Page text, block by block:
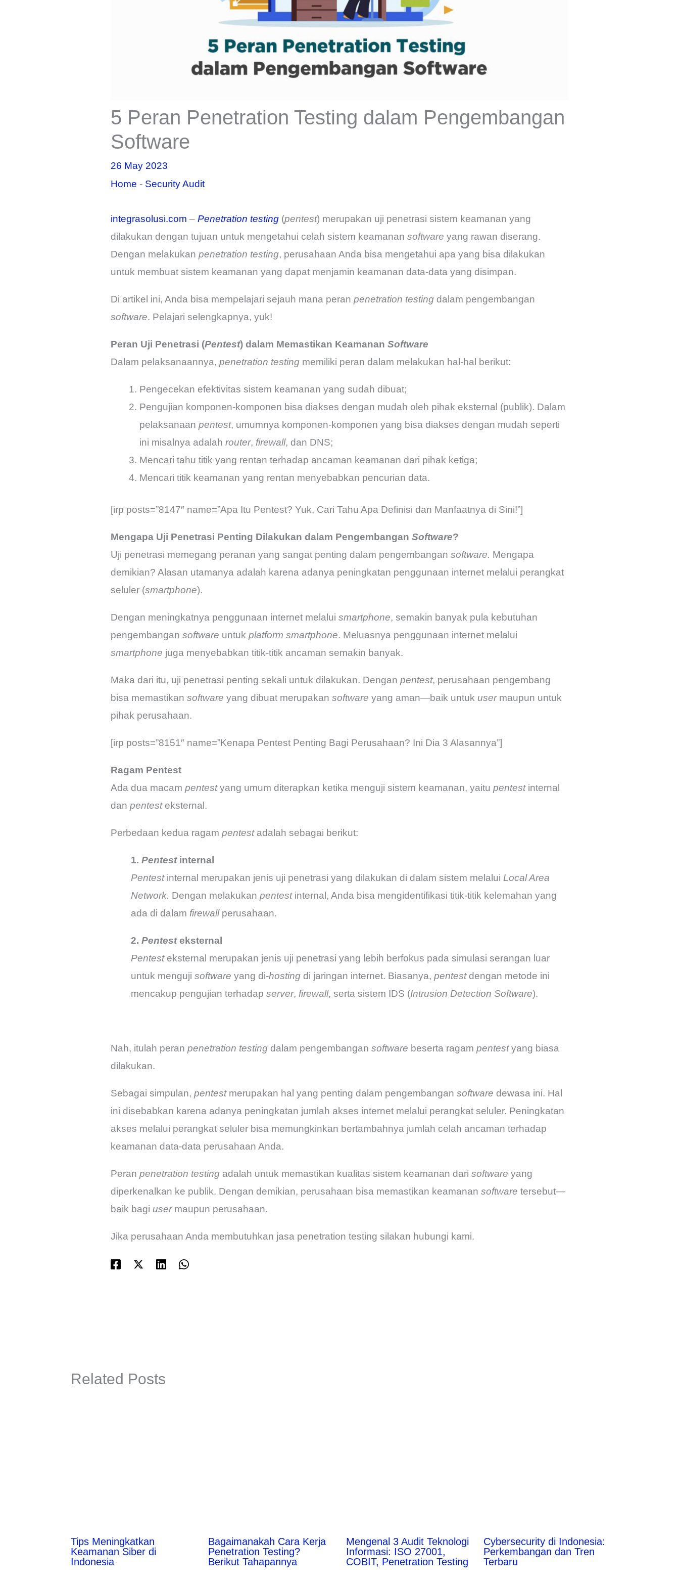
5 Peran Penetration Testing dalam Pengembangan
Software
26 May 2023
Home - Security Audit
integrasolusi.com – Penetration testing(pentest) merupakan uji penetrasi sistem keamanan yang
dilakukan dengan tujuan untuk mengetahui celah sistem keamanan software yang rawan diserang.
Dengan melakukan penetration testing, perusahaan Anda bisa mengetahui apa yang bisa dilakukan
untuk membuat sistem keamanan yang dapat menjamin keamanan data-data yang disimpan.
Di artikel ini, Anda bisa mempelajari sejauh mana peran penetration testingdalam pengembangan
software. Pelajari selengkapnya, yuk!
Peran Uji Penetrasi (Pentest) dalam Memastikan Keamanan Software
Dalam pelaksanaannya, penetration testingmemiliki peran dalam melakukan hal-hal berikut:
Pengecekan efektivitas sistem keamanan yang sudah dibuat;
Pengujian komponen-komponen bisa diakses dengan mudah oleh pihak eksternal (publik). Dalam
pelaksanaan pentest, umumnya komponen-komponen yang bisa diakses dengan mudah seperti
ini misalnya adalah router, firewall, dan DNS;
Mencari tahu titik yang rentan terhadap ancaman keamanan dari pihak ketiga;
Mencari titik keamanan yang rentan menyebabkan pencurian data.
[irp posts=”8147″ name=”Apa Itu Pentest? Yuk, Cari Tahu Apa Definisi dan Manfaatnya di Sini!”]
Mengapa Uji Penetrasi Penting Dilakukan dalam Pengembangan Software?
Uji penetrasi memegang peranan yang sangat penting dalam pengembangan software. Mengapa
demikian? Alasan utamanya adalah karena adanya peningkatan penggunaan internet melalui perangkat
seluler (smartphone).
Dengan meningkatnya penggunaan internet melalui smartphone, semakin banyak pula kebutuhan
pengembangan software untuk platform smartphone. Meluasnya penggunaan internet melalui
smartphone juga menyebabkan titik-titik ancaman semakin banyak.
Maka dari itu, uji penetrasi penting sekali untuk dilakukan. Dengan pentest, perusahaan pengembang
bisa memastikan software yang dibuat merupakan software yang aman—baik untuk usermaupun untuk
pihak perusahaan.
[irp posts=”8151″ name=”Kenapa Pentest Penting Bagi Perusahaan? Ini Dia 3 Alasannya”]
Ragam Pentest
Ada dua macam pentestyang umum diterapkan ketika menguji sistem keamanan, yaitu pentestinternal
dan pentesteksternal.
Perbedaan kedua ragam pentestadalah sebagai berikut:
1. Pentestinternal
Pentestinternal merupakan jenis uji penetrasi yang dilakukan di dalam sistem melalui Local Area
Network. Dengan melakukan pentestinternal, Anda bisa mengidentifikasi titik-titik kelemahan yang
ada di dalam firewallperusahaan.
2. Pentesteksternal
Pentesteksternal merupakan jenis uji penetrasi yang lebih berfokus pada simulasi serangan luar
untuk menguji software yang di-hostingdi jaringan internet. Biasanya, pentestdengan metode ini
mencakup pengujian terhadap server, firewall, serta sistem IDS (Intrusion Detection Software).
Nah, itulah peran penetration testingdalam pengembangan software beserta ragam pentestyang biasa
dilakukan.
Sebagai simpulan, pentestmerupakan hal yang penting dalam pengembangan software dewasa ini. Hal
ini disebabkan karena adanya peningkatan jumlah akses internet melalui perangkat seluler. Peningkatan
akses melalui perangkat seluler bisa memungkinkan bertambahnya jumlah celah ancaman terhadap
keamanan data-data perusahaan Anda.
Peran penetration testingadalah untuk memastikan kualitas sistem keamanan dari software yang
diperkenalkan ke publik. Dengan demikian, perusahaan bisa memastikan keamanan software tersebut—
baik bagi usermaupun perusahaan.
Jika perusahaan Anda membutuhkan jasa penetration testing silakan hubungi kami.
Related Posts
Tips Meningkatkan
Keamanan Siber di
Indonesia
Bagaimanakah Cara Kerja
Penetration Testing?
Berikut Tahapannya
Mengenal 3 Audit Teknologi
Informasi: ISO 27001,
COBIT, Penetration Testing
Cybersecurity di Indonesia:
Perkembangan dan Tren
Terbaru